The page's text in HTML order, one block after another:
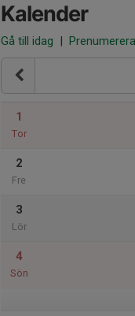
Kalender
Gå till idag | Prenumerera
1
Tor
2
Fre
3
Lör
4
Sön